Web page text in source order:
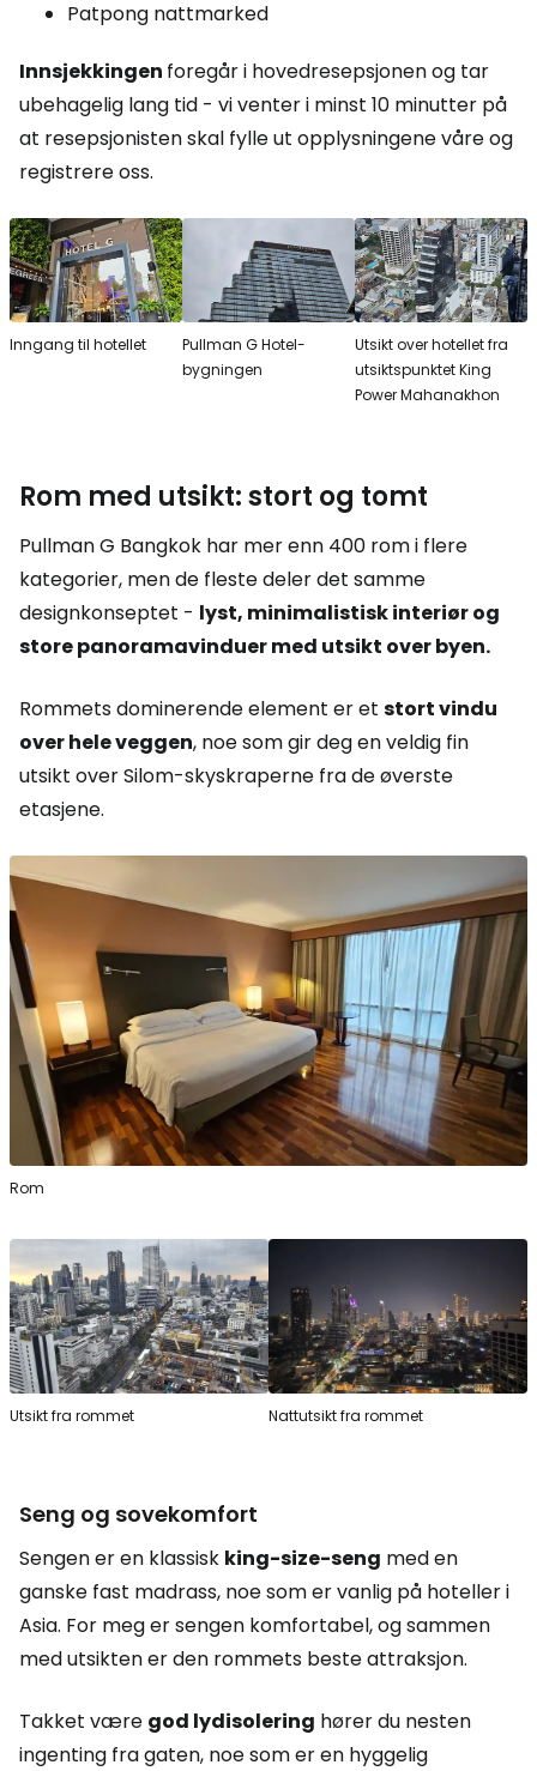
Patpong nattmarked
Innsjekkingen foregår i hovedresepsjonen og tar
ubehagelig lang tid - vi venter i minst 10 minutter på
at resepsjonisten skal fylle ut opplysningene våre og
registrere oss.
Inngang til hotellet
Pullman G Hotel-
bygningen
Utsikt over hotellet fra
utsiktspunktet King
Power Mahanakhon
Rom med utsikt: stort og tomt
Pullman G Bangkok har mer enn 400 rom i flere
kategorier, men de fleste deler det samme
designkonseptet - lyst, minimalistisk interiør og
store panoramavinduer med utsikt over byen.
Rommets dominerende element er et stort vindu
over hele veggen, noe som gir deg en veldig fin
utsikt over Silom-skyskraperne fra de øverste
etasjene.
Rom
Utsikt fra rommet Nattutsikt fra rommet
Seng og sovekomfort
Sengen er en klassisk king-size-seng med en
ganske fast madrass, noe som er vanlig på hoteller i
Asia. For meg er sengen komfortabel, og sammen
med utsikten er den rommets beste attraksjon.
Takket være god lydisolering hører du nesten
ingenting fra gaten, noe som er en hyggelig